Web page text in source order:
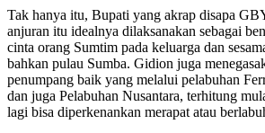
Tak hanya itu, Bupati yang akrap disapa
anjuran itu idealnya dilaksanakan sebagai
cinta orang Sumtim pada keluarga dan
bahkan pulau Sumba. Gidion juga
penumpang baik yang melalui pelabuhan
dan juga Pelabuhan Nusantara, terhitung
lagi bisa diperkenankan merapat atau